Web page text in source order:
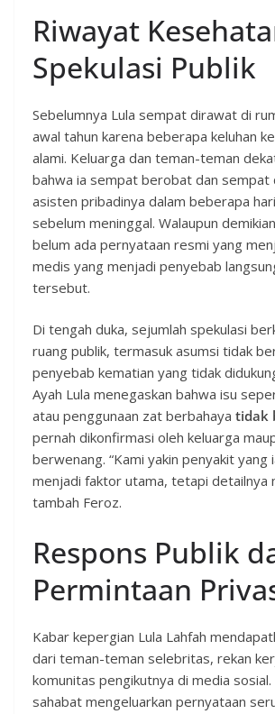
Riwayat
Spekulasi Publik
Sebelumnya Lula sempat dirawat di
awal tahun karena beberapa keluhan
alami. Keluarga dan teman-teman
bahwa ia sempat berobat dan sempat
asisten pribadinya dalam beberapa
sebelum meninggal. Walaupun
belum ada pernyataan resmi yang
medis yang menjadi penyebab
tersebut.
Di tengah duka, sejumlah spekulasi
ruang publik, termasuk asumsi tidak
penyebab kematian yang tidak
Ayah Lula menegaskan bahwa isu
atau penggunaan zat berbahaya tidak
pernah dikonfirmasi oleh keluarga
berwenang. “Kami yakin penyakit yang
menjadi faktor utama, tetapi detailnya
tambah Feroz.
Respons Publik
Permintaan
Kabar kepergian Lula Lahfah
dari teman-teman selebritas, rekan
komunitas pengikutnya di media
sahabat mengeluarkan pernyataan